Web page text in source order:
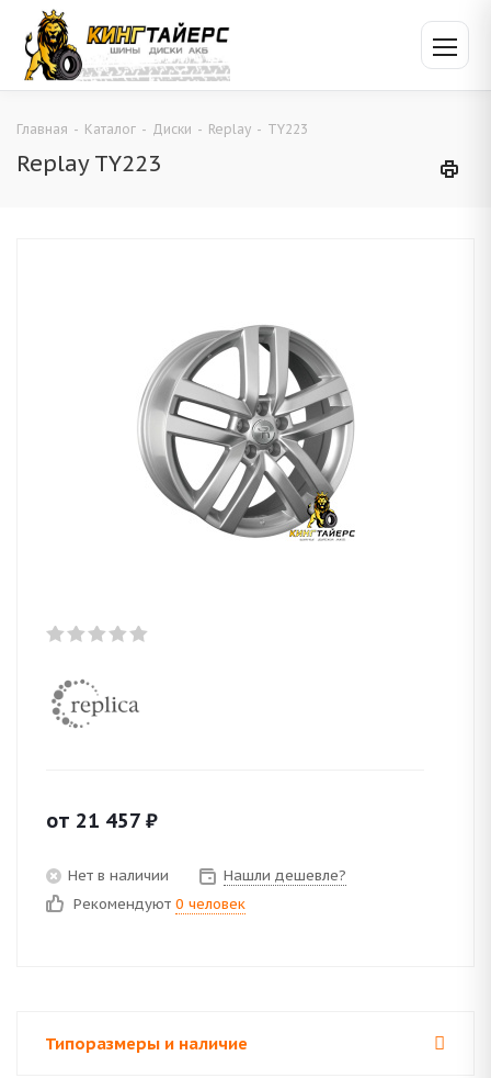
Главная - Каталог - Диски - Replay - TY223
Replay TY223
от 21 457 ₽
Нет в наличии
Нашли дешевле?
Рекомендуют 0 человек
Типоразмеры и наличие